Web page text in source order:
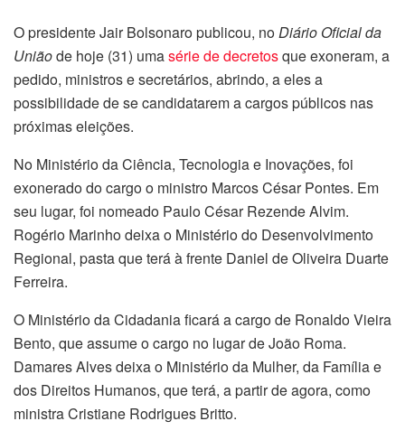
O presidente Jair Bolsonaro publicou, noDiário Oficial da
Uniãode hoje (31) umasérie de decretosque exoneram, a
pedido, ministros e secretários, abrindo, a eles a
possibilidade de se candidatarem a cargos públicos nas
próximas eleições.
No Ministério da Ciência, Tecnologia e Inovações, foi
exonerado do cargo o ministro Marcos César Pontes. Em
seu lugar, foi nomeado Paulo César Rezende Alvim.
Rogério Marinho deixa o Ministério do Desenvolvimento
Regional, pasta que terá à frente Daniel de Oliveira Duarte
Ferreira.
O Ministério da Cidadania ficará a cargo de Ronaldo Vieira
Bento, que assume o cargo no lugar de João Roma.
Damares Alves deixa o Ministério da Mulher, da Família e
dos Direitos Humanos, que terá, a partir de agora, como
ministra Cristiane Rodrigues Britto.